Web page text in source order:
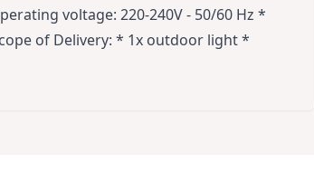
voltage: 220-240V - 50/60 Hz *
of Delivery: * 1x outdoor light *